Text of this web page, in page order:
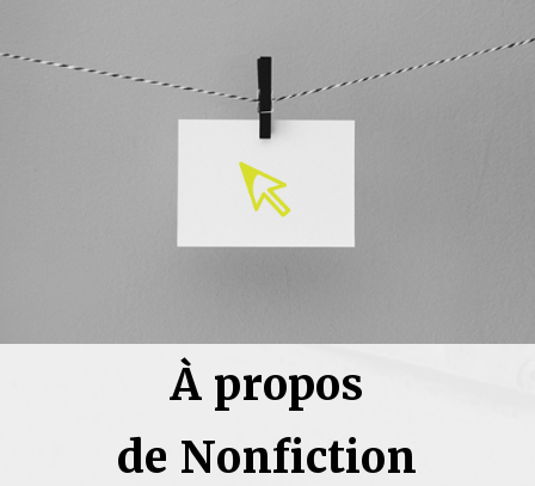
À propos
de Nonfiction